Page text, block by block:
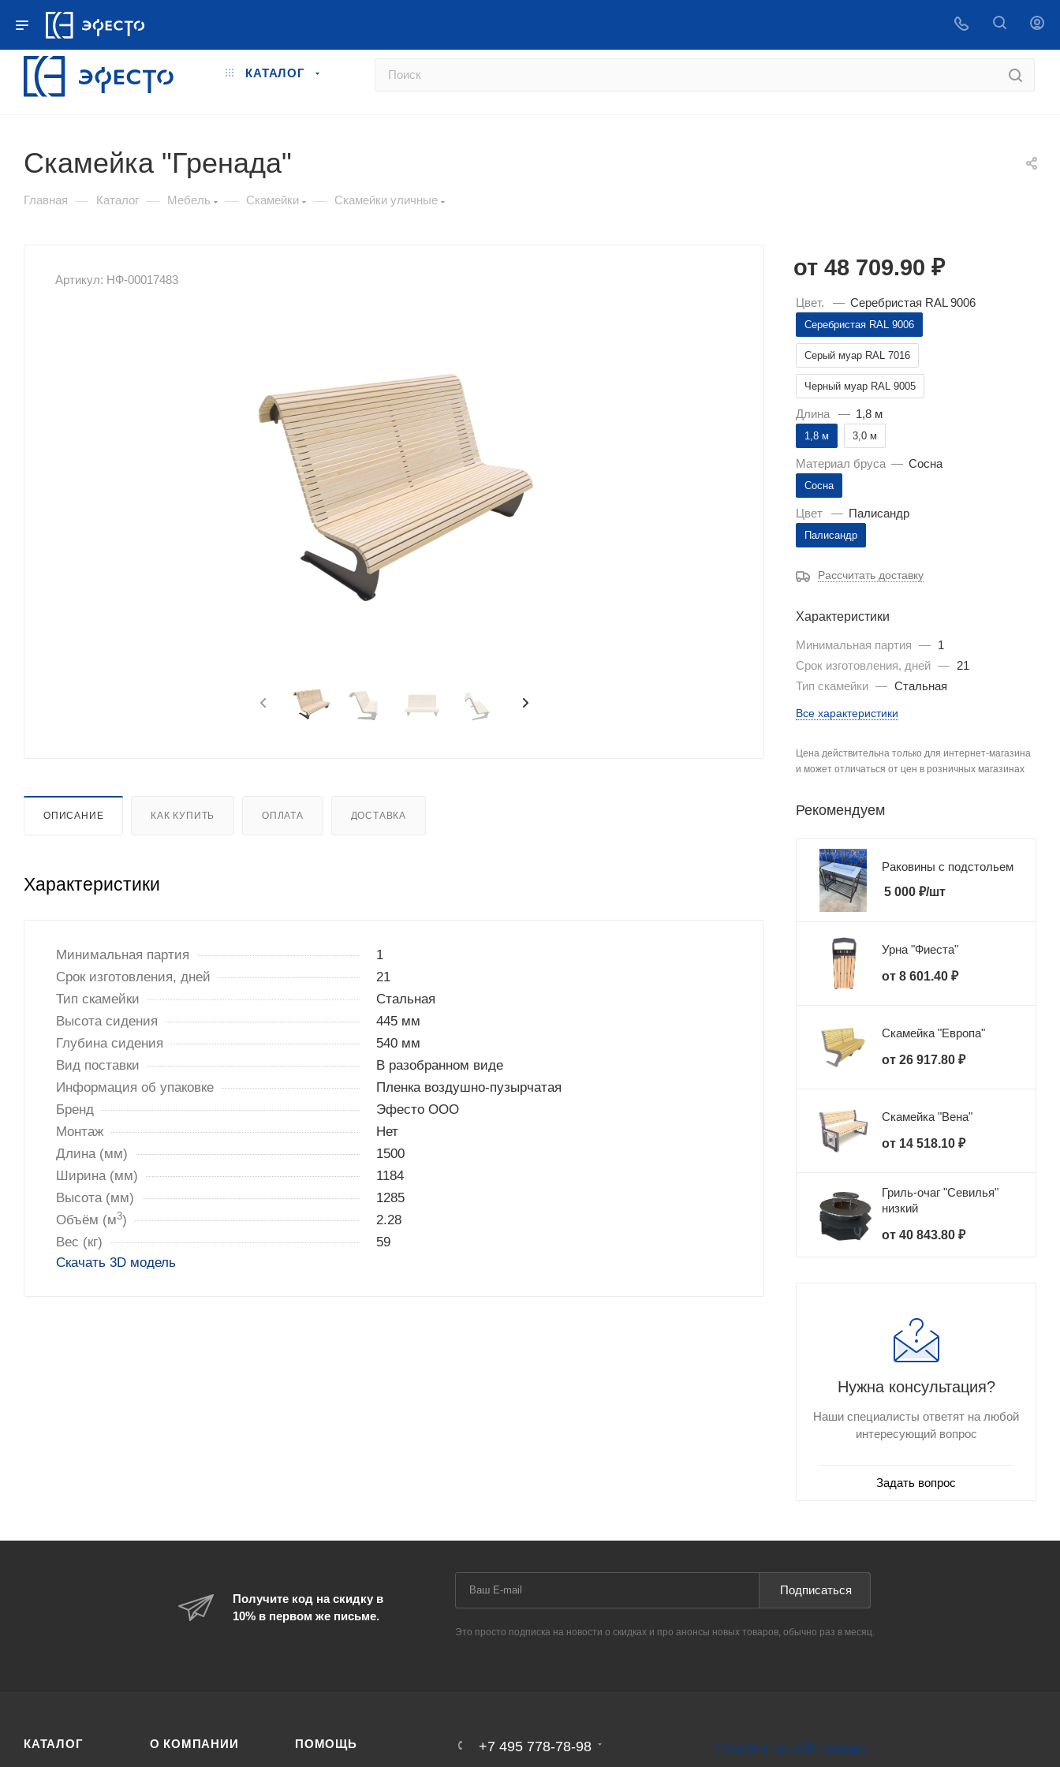
+7 495 778-78-98 ВОЙТИ
КАТАЛОГ
Скамейка "Гренада"
Главная — Каталог — Мебель — Скамейки — Скамейки уличные
Артикул: НФ-00017483
ОПИСАНИЕ КАК КУПИТЬ ОПЛАТА ДОСТАВКА
Характеристики
Минимальная партия
1
Срок изготовления, дней
21
Тип скамейки
Стальная
Высота сидения
445 мм
Глубина сидения
540 мм
Вид поставки
В разобранном виде
Информация об упаковке
Пленка воздушно-пузырчатая
Бренд
Эфесто ООО
Монтаж
Нет
Длина (мм)
1500
Ширина (мм)
1184
Высота (мм)
1285
Объём (м3)
2.28
Вес (кг)
59
Скачать 3D модель
от 48 709.90 ₽
Цвет. — Серебристая RAL 9006
Серебристая RAL 9006
Серый муар RAL 7016
Черный муар RAL 9005
Длина — 1,8 м
1,8 м 3,0 м
Материал бруса — Сосна
Сосна
Цвет — Палисандр
Палисандр
Рассчитать доставку
Характеристики
Минимальная партия —
1
Срок изготовления, дней —
21
Тип скамейки — Стальная
Все характеристики
Цена действительна только для интернет-магазина
и может отличаться от цен в розничных магазинах
Рекомендуем
Раковины с подстольем
5 000 ₽/шт
Урна "Фиеста"
от 8 601.40 ₽
Скамейка "Европа"
от 26 917.80 ₽
Скамейка "Вена"
от 14 518.10 ₽
Гриль-очаг "Севилья"
низкий
от 40 843.80 ₽
Нужна консультация?
Наши специалисты ответят на любой
интересующий вопрос
Задать вопрос
Получите код на скидку в
10% в первом же письме.
Подписаться
Это просто подписка на новости о скидках и про анонсы новых товаров, обычно раз в месяц.
КАТАЛОГ О КОМПАНИИ ПОМОЩЬ +7 495 778-78-98 Перейти на сайт завода